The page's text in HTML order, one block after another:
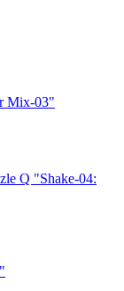
Mix-03"
Q "Shake-04: